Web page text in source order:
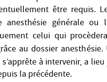
être requis.
générale ou
celui qui
au dossier anesthésie.
à intervenir, a
la précédente.